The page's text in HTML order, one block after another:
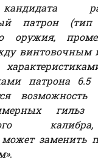
патрон
оружия,
винтовочным
патрона 6.5
возможность
гильз
заменить
.